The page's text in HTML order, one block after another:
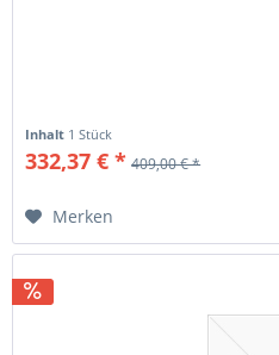
Inhalt 1 Stück
332,37 € * 409,00 € *
Merken